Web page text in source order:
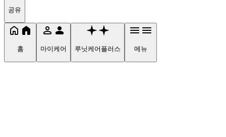
공유
홈 마이케어 루닛케어플러스 메뉴